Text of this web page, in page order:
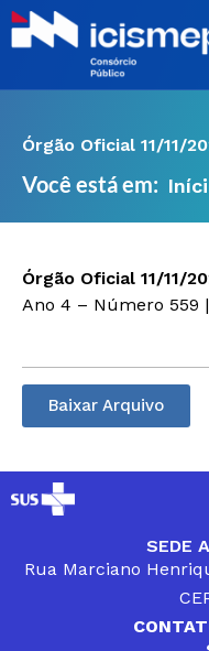
Ir
para
Órgão Oficial 11/11/
Você está em:
Órgão Oficial 11/11/
Ano 4 – Número 559
Baixar Arquivo
SEDE
Rua Marciano